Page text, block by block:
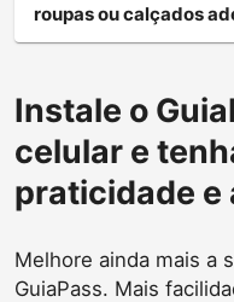
roupas ou calçados
Instale o
celular e
praticidade e
Melhore ainda mais a
GuiaPass. Mais